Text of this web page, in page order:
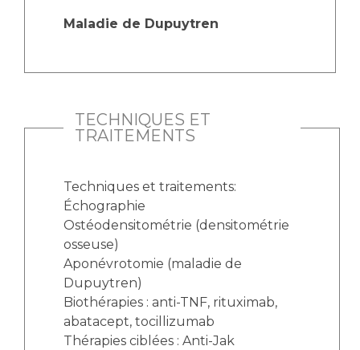
Maladie de Dupuytren
TECHNIQUES ET
TRAITEMENTS
Techniques et traitements:
Échographie
Ostéodensitométrie (densitométrie
osseuse)
Aponévrotomie (maladie de
Dupuytren)
Biothérapies : anti-TNF, rituximab,
abatacept, tocillizumab
Thérapies ciblées : Anti-Jak